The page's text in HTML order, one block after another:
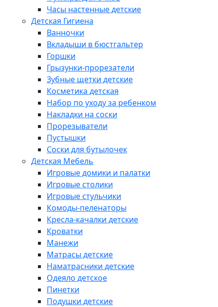
Часы настенные детские
Детская Гигиена
Ванночки
Вкладыши в бюстгальтер
Горшки
Грызунки-прорезатели
Зубные щетки детские
Косметика детская
Набор по уходу за ребенком
Накладки на соски
Прорезыватели
Пустышки
Соски для бутылочек
Детская Мебель
Игровые домики и палатки
Игровые столики
Игровые стульчики
Комоды-пеленаторы
Кресла-качалки детские
Кроватки
Манежи
Матрасы детские
Наматрасники детские
Одеяло детское
Пинетки
Подушки детские